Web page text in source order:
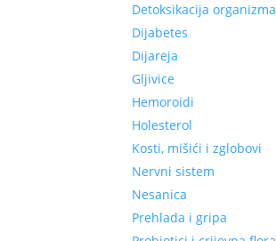
Detoksikacija organizma
Dijabetes
Dijareja
Gljivice
Hemoroidi
Holesterol
Kosti, mišići i zglobovi
Nervni sistem
Nesanica
Prehlada i gripa